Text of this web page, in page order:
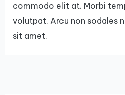
commodo elit at. Morbi
volutpat. Arcu non sodales
sit amet.